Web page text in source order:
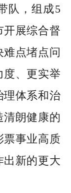
队，组成5
开展综合督
难点堵点问
度、更实举
理体系和治
清朗健康的
票事业高质
出新的更大